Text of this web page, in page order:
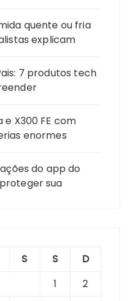
quente ou fria
explicam
7 produtos tech
e X300 FE com
enormes
do app do
sua
S S
D
1
2